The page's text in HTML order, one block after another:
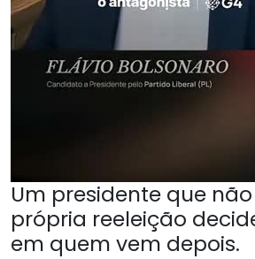
Um presidente que
própria reeleição
em quem vem depois.